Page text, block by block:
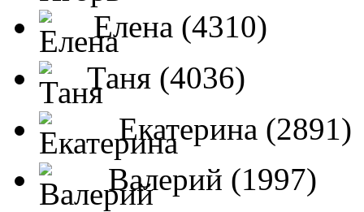
Елена (4310)
Таня (4036)
Екатерина (2891)
Валерий (1997)